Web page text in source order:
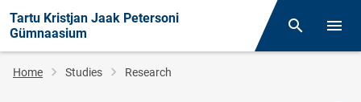
Tartu Kristjan Jaak Petersoni
Gümnaasium
Otsing
Breadcrumb
Home Studies Research